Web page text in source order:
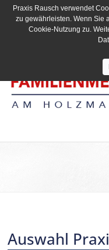
Auswahl
Praxis Rausch verwendet
zu gewährleisten. Wenn Sie
Cookie-Nutzung zu.